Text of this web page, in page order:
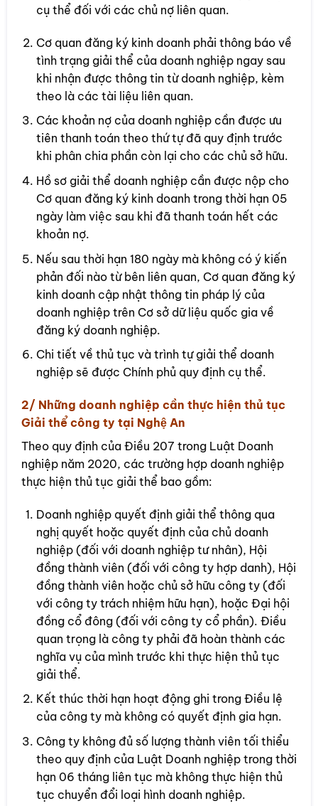
cụ thể đối với các chủ nợ liên quan.
Cơ quan đăng ký kinh doanh phải thông báo về
tình trạng giải thể của doanh nghiệp ngay sau
khi nhận được thông tin từ doanh nghiệp, kèm
theo là các tài liệu liên quan.
Các khoản nợ của doanh nghiệp cần được ưu
tiên thanh toán theo thứ tự đã quy định trước
khi phân chia phần còn lại cho các chủ sở hữu.
Hồ sơ giải thể doanh nghiệp cần được nộp cho
Cơ quan đăng ký kinh doanh trong thời hạn 05
ngày làm việc sau khi đã thanh toán hết các
khoản nợ.
Nếu sau thời hạn 180 ngày mà không có ý kiến
phản đối nào từ bên liên quan, Cơ quan đăng ký
kinh doanh cập nhật thông tin pháp lý của
doanh nghiệp trên Cơ sở dữ liệu quốc gia về
đăng ký doanh nghiệp.
Chi tiết về thủ tục và trình tự giải thể doanh
nghiệp sẽ được Chính phủ quy định cụ thể.
2/ Những doanh nghiệp cần thực hiện thủ tục
Giải thể công ty tại Nghệ An
Theo quy định của Điều 207 trong Luật Doanh
nghiệp năm 2020, các trường hợp doanh nghiệp
thực hiện thủ tục giải thể bao gồm:
Doanh nghiệp quyết định giải thể thông qua
nghị quyết hoặc quyết định của chủ doanh
nghiệp (đối với doanh nghiệp tư nhân), Hội
đồng thành viên (đối với công ty hợp danh), Hội
đồng thành viên hoặc chủ sở hữu công ty (đối
với công ty trách nhiệm hữu hạn), hoặc Đại hội
đồng cổ đông (đối với công ty cổ phần). Điều
quan trọng là công ty phải đã hoàn thành các
nghĩa vụ của mình trước khi thực hiện thủ tục
giải thể.
Kết thúc thời hạn hoạt động ghi trong Điều lệ
của công ty mà không có quyết định gia hạn.
Công ty không đủ số lượng thành viên tối thiểu
theo quy định của Luật Doanh nghiệp trong thời
hạn 06 tháng liên tục mà không thực hiện thủ
tục chuyển đổi loại hình doanh nghiệp.